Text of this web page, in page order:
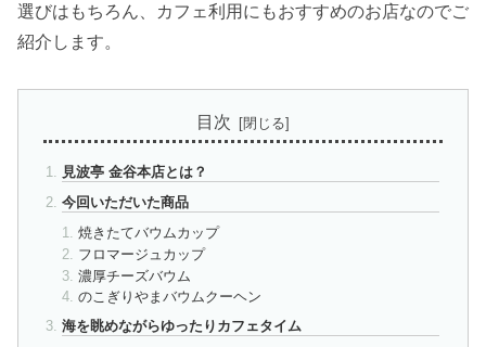
選びはもちろん、カフェ利用にもおすすめのお店なのでご
紹介します。
目次
見波亭 金谷本店とは？
今回いただいた商品
焼きたてバウムカップ
フロマージュカップ
濃厚チーズバウム
のこぎりやまバウムクーヘン
海を眺めながらゆったりカフェタイム